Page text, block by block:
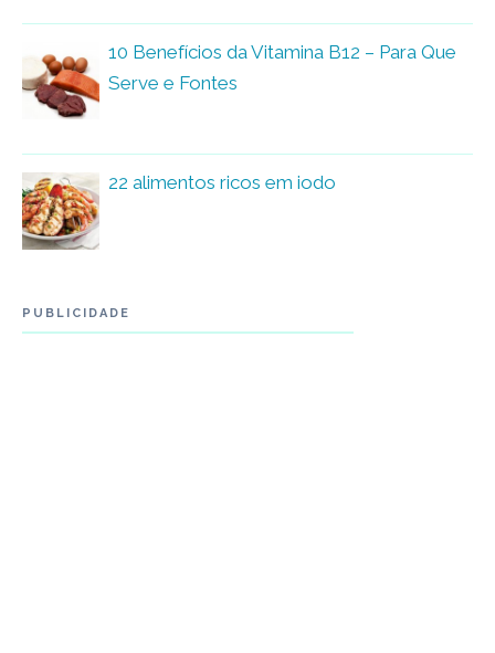
10 Benefícios da Vitamina B12 – Para Que
Serve e Fontes
22 alimentos ricos em iodo
PUBLICIDADE